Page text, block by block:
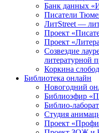
Банк данных
Писатели
ЛитStreet —
Проект
Проект
Созвездие
литературной
Коркина
Библиотека онлайн
Новогодний
Библиоэфир
Библио-
Студия
Проект